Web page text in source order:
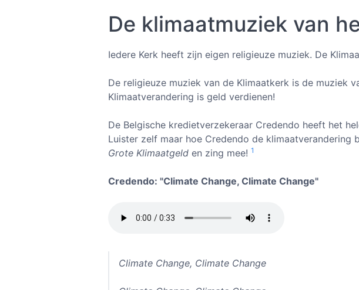
De klimaatmuziek van
Iedere Kerk heeft zijn eigen religieuze muziek. De
De religieuze muziek van de Klimaatkerk is de muziek
Klimaatverandering is geld verdienen!
De Belgische kredietverzekeraar Credendo heeft het
Luister zelf maar hoe Credendo de klimaatverandering
Grote Klimaatgeld en zing mee! 1
Credendo: "Climate Change, Climate Change"
Climate Change, Climate Change